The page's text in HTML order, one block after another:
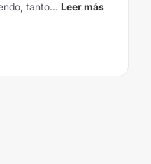
tanto... Leer más